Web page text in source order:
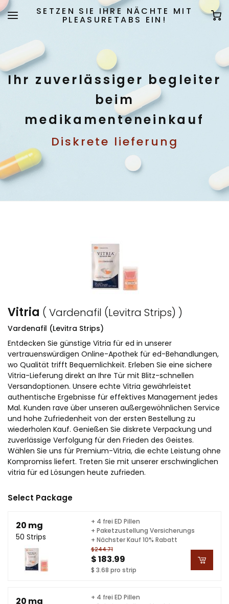
SETZEN SIE IHRE NÄCHTE MIT
PLEASURETABS EIN!
Ihr zuverlässiger begleiter
beim
medikamenteneinkauf
Diskrete lieferung
Vitria ( Vardenafil (Levitra Strips) )
Vardenafil (Levitra Strips)
Entdecken Sie günstige Vitria für ed in unserer
vertrauenswürdigen Online-Apothek für ed-Behandlungen,
wo Qualität trifft Bequemlichkeit. Erleben Sie eine sichere
Vitria-Lieferung direkt an Ihre Tür mit Blitz-schnellen
Versandoptionen. Unsere echte Vitria gewährleistet
authentische Ergebnisse für effektives Management jedes
Mal. Kunden rave über unseren außergewöhnlichen Service
und hohe Zufriedenheit von der ersten Bestellung zu
wiederholen Kauf. Genießen Sie diskrete Verpackung und
zuverlässige Verfolgung für den Frieden des Geistes.
Wählen Sie uns für Premium-Vitria, die echte Leistung ohne
Kompromiss liefert. Treten Sie mit unserer erschwinglichen
vitria für ed Lösungen heute zufrieden.
Select Package
20 mg
50 Strips
$244.71
$ 183.99
$ 3.68 pro strip
+ 4 frei ED Pillen
+ Paketzustellung Versicherungs
+ Nächster Kauf 10% Rabatt
20 mg
+ 4 frei ED Pillen